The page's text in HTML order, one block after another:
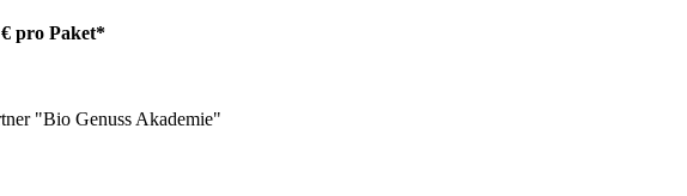
pro Paket*
"Bio Genuss Akademie"